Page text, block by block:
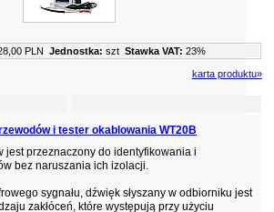
i tester okablowania WT20B
jest przeznaczony do identyfikowania i
bez naruszania ich izolacji.
sygnału, dźwięk słyszany w odbiorniku jest
zakłóceń, które występują przy użyciu
PLN Jednostka: szt Stawka VAT: 23%
karta produktu»